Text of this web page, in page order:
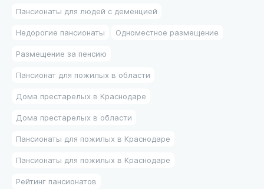
Пансионаты для людей с деменцией
Недорогие пансионаты Одноместное размещение
Размещение за пенсию
Пансионат для пожилых в области
Дома престарелых в Краснодаре
Дома престарелых в области
Пансионаты для пожилых в Краснодаре
Пансионаты для пожилых в Краснодаре
Рейтинг пансионатов